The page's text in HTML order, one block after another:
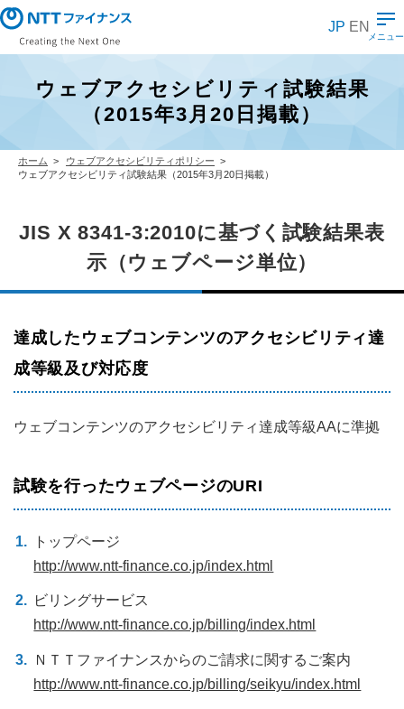
メ
イ
JP EN
メニュー
ウェブアクセシビリティ試験結果
（2015年3月20日掲載）
ホーム
ウェブアクセシビリティポリシー
ウェブアクセシビリティ試験結果（2015年3月20日掲載）
JIS X 8341-3:2010に基づく試験結果表
示（ウェブページ単位）
達成したウェブコンテンツのアクセシビリティ達
成等級及び対応度
ウェブコンテンツのアクセシビリティ達成等級AAに準拠
試験を行ったウェブページのURI
トップページ
http://www.ntt-finance.co.jp/index.html
ビリングサービス
http://www.ntt-finance.co.jp/billing/index.html
ＮＴＴファイナンスからのご請求に関するご案内
http://www.ntt-finance.co.jp/billing/seikyu/index.html